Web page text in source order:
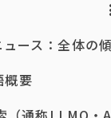
ース：全体の
概要